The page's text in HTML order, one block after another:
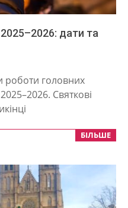
2025–2026: дати та
роботи головних
Святкові
БІЛЬШЕ